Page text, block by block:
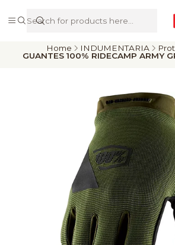
De Riders para
Home INDUMENTARIA
GUANTES 100% RIDECAMP ARMY